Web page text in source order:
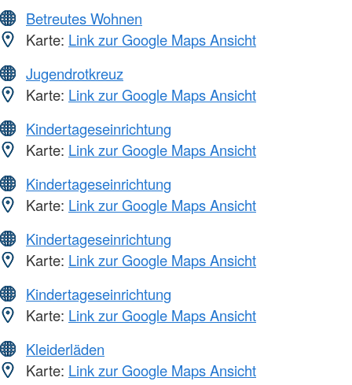
Betreutes Wohnen
Karte: Link zur Google Maps Ansicht
Jugendrotkreuz
Karte: Link zur Google Maps Ansicht
Kindertageseinrichtung
Karte: Link zur Google Maps Ansicht
Kindertageseinrichtung
Karte: Link zur Google Maps Ansicht
Kindertageseinrichtung
Karte: Link zur Google Maps Ansicht
Kindertageseinrichtung
Karte: Link zur Google Maps Ansicht
Kleiderläden
Karte: Link zur Google Maps Ansicht